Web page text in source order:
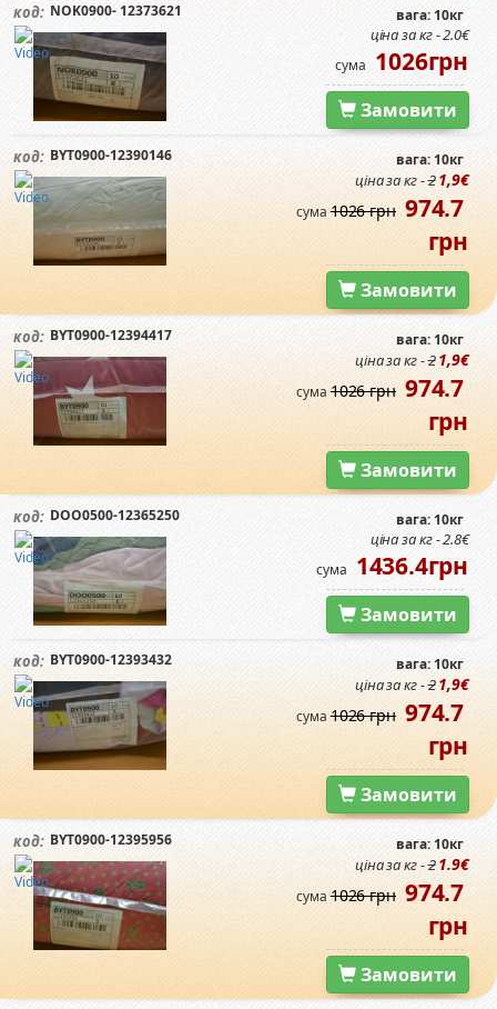
код: NOK0900- 12373621 вага: 10кг
ціна за кг - 2.0€
сума 1026грн
Замовити
код: BYT0900-12390146 вага: 10кг
ціна за кг -21,9€
сума1026 грн 974.7
грн
Замовити
код: BYT0900-12394417 вага: 10кг
ціна за кг -21,9€
сума1026 грн 974.7
грн
Замовити
код: DOO0500-12365250 вага: 10кг
ціна за кг - 2.8€
сума 1436.4грн
Замовити
код: BYT0900-12393432 вага: 10кг
ціна за кг -21,9€
сума1026 грн 974.7
грн
Замовити
код: BYT0900-12395956 вага: 10кг
ціна за кг -21.9€
сума1026 грн 974.7
грн
Замовити